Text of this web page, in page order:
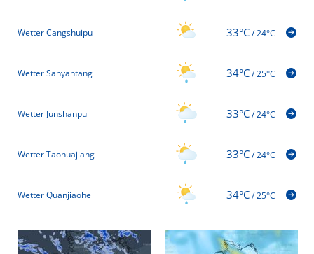
Wetter Cangshuipu 33°C/24°C
Wetter Sanyantang 34°C/25°C
Wetter Junshanpu 33°C/24°C
Wetter Taohuajiang 33°C/24°C
Wetter Quanjiaohe 34°C/25°C